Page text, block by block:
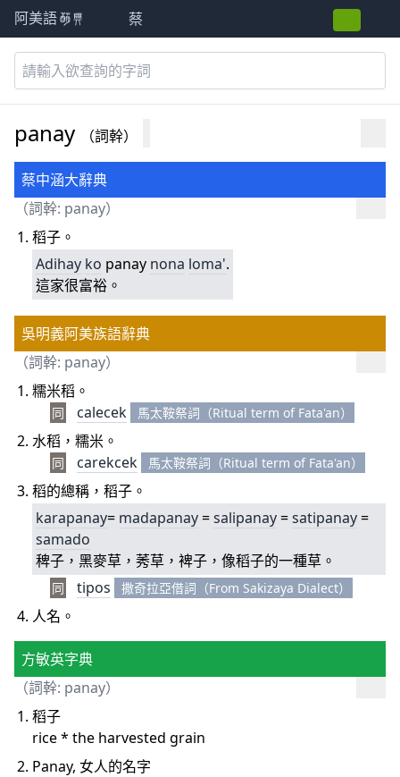
阿美語萌典 蔡
panay （詞幹）
蔡中涵大辭典
（詞幹: panay）
稻子。
Adihay ko panay nona loma'.
這家很富裕。
吳明義阿美族語辭典
（詞幹: panay）
糯米稻。
同 calecek 馬太鞍祭詞（Ritual term of Fata'an）
水稻，糯米。
同 carekcek 馬太鞍祭詞（Ritual term of Fata'an）
稻的總稱，稻子。
karapanay= madapanay=salipanay=satipanay=
samado
稗子，黑麥草，莠草，裨子，像稻子的一種草。
同 tipos 撒奇拉亞借詞（From Sakizaya Dialect）
人名。
方敏英字典
（詞幹: panay）
稻子
rice * the harvested grain
Panay, 女人的名字